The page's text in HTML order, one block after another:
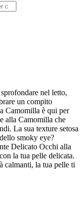
nel letto,
un compito
Camomilla è qui per
alla Camomilla che
La sua texture setosa
smoky eye?
Delicato Occhi alla
la tua pelle delicata.
calmanti, la tua pelle ti